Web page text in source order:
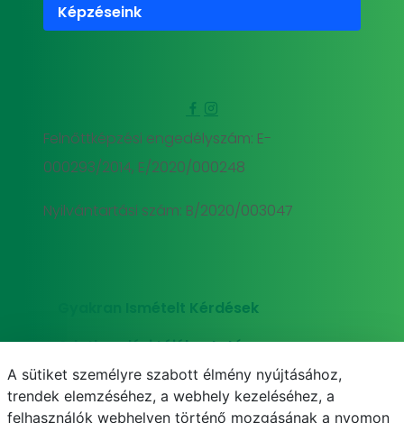
Képzéseink
Felnőttképzési engedélyszám: E-
000293/2014, E/2020/000248
Nyilvántartási szám: B/2020/003047
Gyakran Ismételt Kérdések
Adatkezelési tájékoztató
Süti (cookie) tájékoztató
A sütiket személyre szabott élmény nyújtásához,
trendek elemzéséhez, a webhely kezeléséhez, a
felhasználók webhelyen történő mozgásának a nyomon